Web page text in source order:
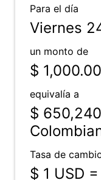
Para el día
Viernes
un monto de
$ 1,000.00
equivalía a
$
Tasa de
$ 1 USD